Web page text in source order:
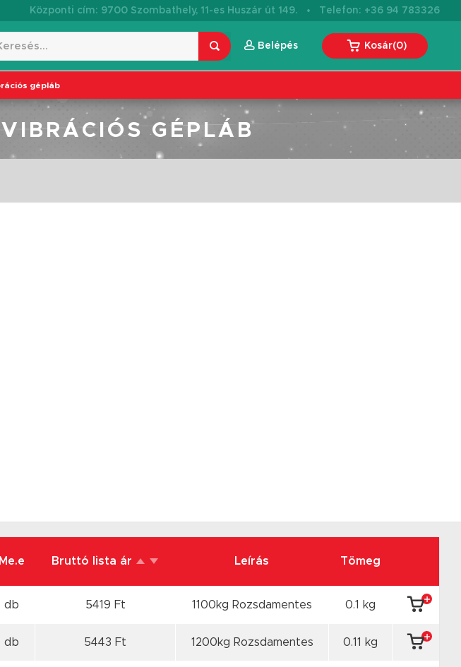
Központi cím: 9700 Szombathely, 11-es Huszár út 149. · Telefon: +36 94 783326
Belépés Kosár(0)
gépláb
GÉPLÁB
Me.e Bruttó lista ár Leírás Tömeg
db 5419 Ft 1100kg Rozsdamentes 0.1 kg
db 5443 Ft 1200kg Rozsdamentes 0.11 kg